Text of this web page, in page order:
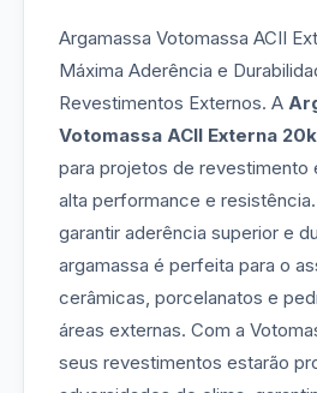
Argamassa Votomassa ACII
Máxima Aderência e
Revestimentos Externos. A
Votomassa ACII Externa
para projetos de revestimento
alta performance e
garantir aderência superior e
argamassa é perfeita para o
cerâmicas, porcelanatos e
áreas externas. Com a
seus revestimentos estarão